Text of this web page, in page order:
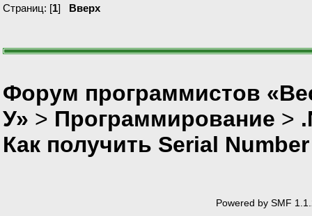
if
Страниц: [1] Вверх
Форум программистов
У» > Программирование >
Как получить Serial
Powered by SMF